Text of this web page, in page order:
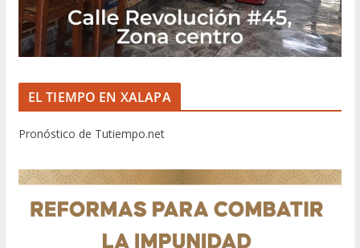
EL TIEMPO EN XALAPA
Pronóstico de Tutiempo.net